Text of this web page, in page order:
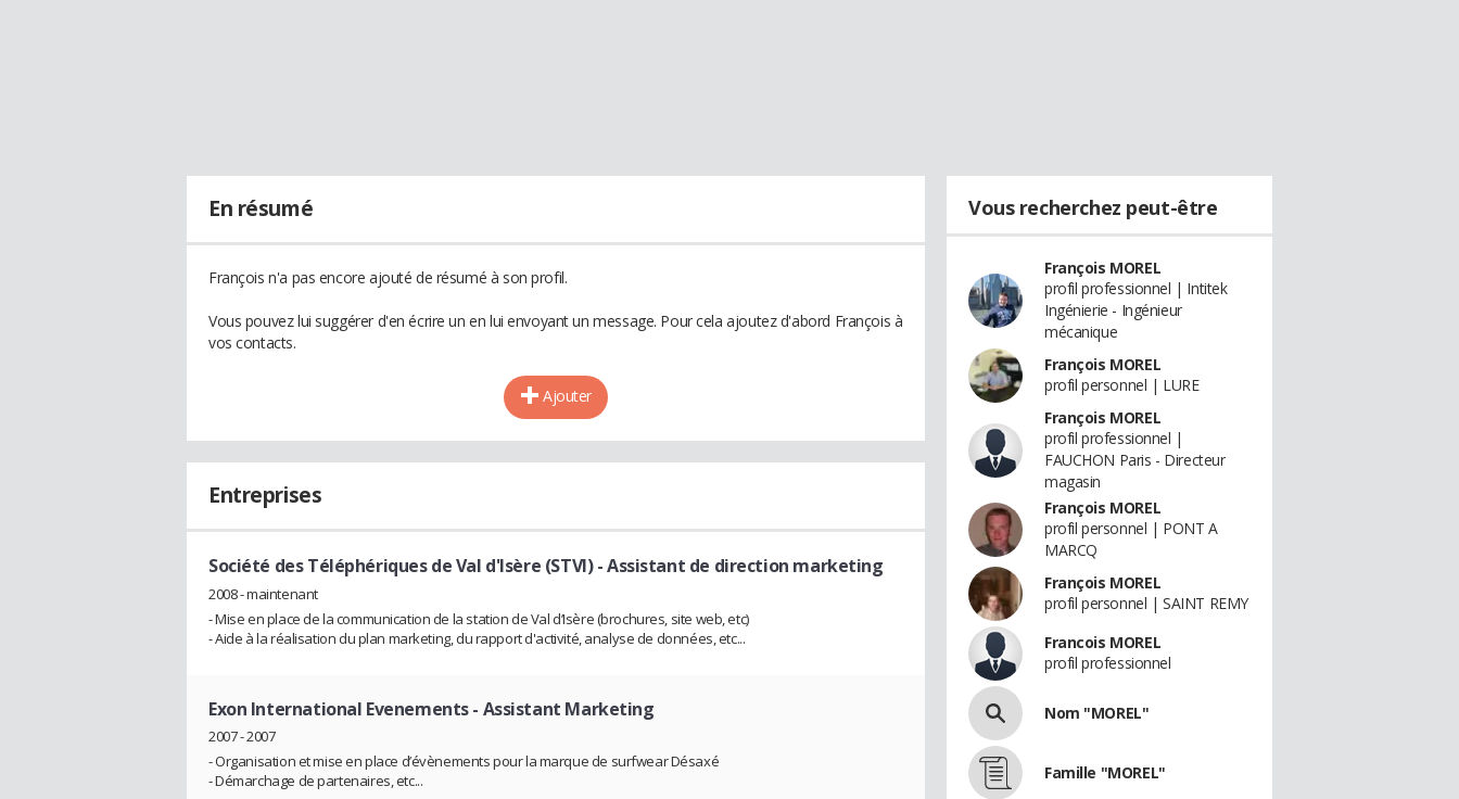
En résumé
François n'a pas encore ajouté de résumé à son profil.
Vous pouvez lui suggérer d'en écrire un en lui envoyant un message. Pour cela ajoutez d'abord François à
vos contacts.
Ajouter
Entreprises
Société des Téléphériques de Val d'Isère (STVI)- Assistant de direction marketing
2008 - maintenant
- Mise en place de la communication de la station de Val d’Isère (brochures, site web, etc)
- Aide à la réalisation du plan marketing, du rapport d'activité, analyse de données, etc...
Exon International Evenements- Assistant Marketing
2007 - 2007
- Organisation et mise en place d’évènements pour la marque de surfwear Désaxé
- Démarchage de partenaires, etc...
Vous recherchez peut-être
François MOREL
profil professionnel | Intitek
Ingénierie - Ingénieur
mécanique
François MOREL
profil personnel | LURE
François MOREL
profil professionnel |
FAUCHON Paris - Directeur
magasin
François MOREL
profil personnel | PONT A
MARCQ
François MOREL
profil personnel | SAINT REMY
Francois MOREL
profil professionnel
Nom "MOREL"
Famille "MOREL"